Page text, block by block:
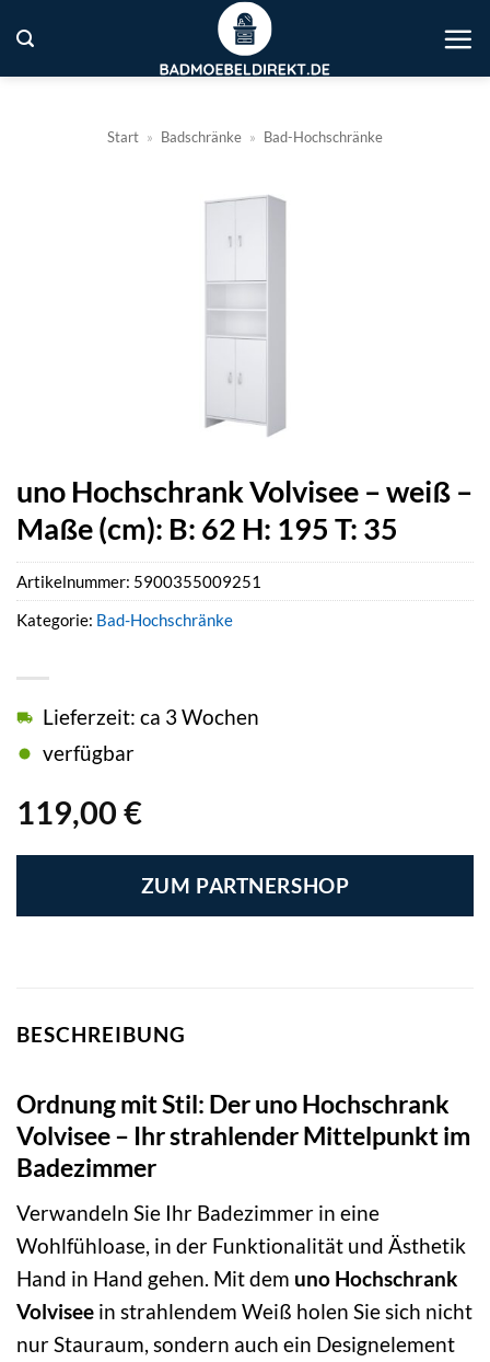
Inhalt
springen
Start » Badschränke » Bad-Hochschränke
uno Hochschrank Volvisee – weiß –
Maße (cm): B: 62 H: 195 T: 35
119,00 €
Lieferzeit: ca 3 Wochen
verfügbar
ZUM PARTNERSHOP
Artikelnummer: 5900355009251
Kategorie: Bad-Hochschränke
BESCHREIBUNG
Ordnung mit Stil: Der uno Hochschrank
Volvisee – Ihr strahlender Mittelpunkt im
Badezimmer
Verwandeln Sie Ihr Badezimmer in eine
Wohlfühloase, in der Funktionalität und Ästhetik
Hand in Hand gehen. Mit dem uno Hochschrank
Volvisee in strahlendem Weiß holen Sie sich nicht
nur Stauraum, sondern auch ein Designelement